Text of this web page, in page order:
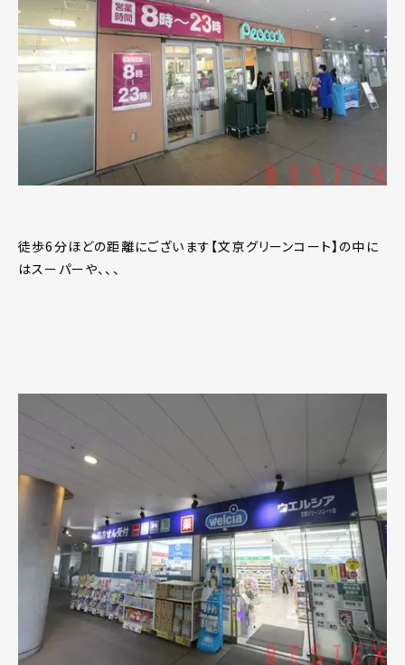
徒歩6分ほどの距離にございます【文京グリーンコート】の中に
はスーパーや、、、